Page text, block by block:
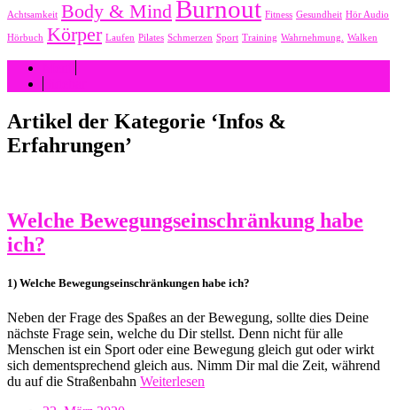
Achtsamkeit Body & MindBurnout Fitness Gesundheit Hör Audio
Hörbuch Körper Laufen Pilates Schmerzen Sport Training Wahrnehmung. Walken
Artikel der Kategorie ‘Infos &
Erfahrungen’
Welche Bewegungseinschränkung habe
ich?
1) Welche Bewegungseinschränkungen habe ich?
Neben der Frage des Spaßes an der Bewegung, sollte dies Deine
nächste Frage sein, welche du Dir stellst. Denn nicht für alle
Menschen ist ein Sport oder eine Bewegung gleich gut oder wirkt
sich dementsprechend gleich aus. Nimm Dir mal die Zeit, während
du auf die Straßenbahn Weiterlesen